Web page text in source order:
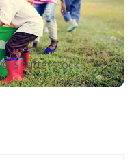
© Shutterstock